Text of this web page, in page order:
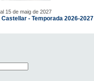
15 de maig de 2027
- Temporada 2026-2027